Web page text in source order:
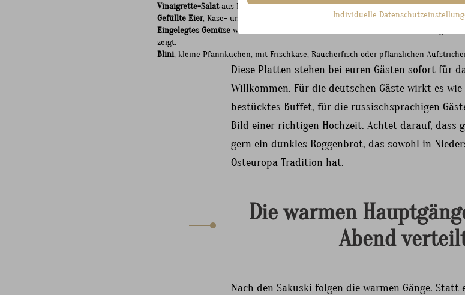
Vinaigrette-Salataus Roter Bete, Kartoffel, Karotte und Sauerkraut, farbenfroh und
Gefüllte Eier, Käse- und Wurströllchen sowie Aufschnittplatten mit regionaler
Eingelegtes Gemüse wie Gurken, Tomaten und Sauerkraut, das die Verbindung
zeigt.
Blini, kleine Pfannkuchen, mit Frischkäse, Räucherfisch oder pflanzlichen
Diese Platten stehen bei euren Gästen sofort für
Willkommen. Für die deutschen Gäste wirkt es
bestücktes Buffet, für die russischsprachigen
Bild einer richtigen Hochzeit. Achtet darauf, dass
gern ein dunkles Roggenbrot, das sowohl in
Osteuropa Tradition hat.
Die warmen
Abend
Nach den Sakuski folgen die warmen Gänge. Statt
Individuelle